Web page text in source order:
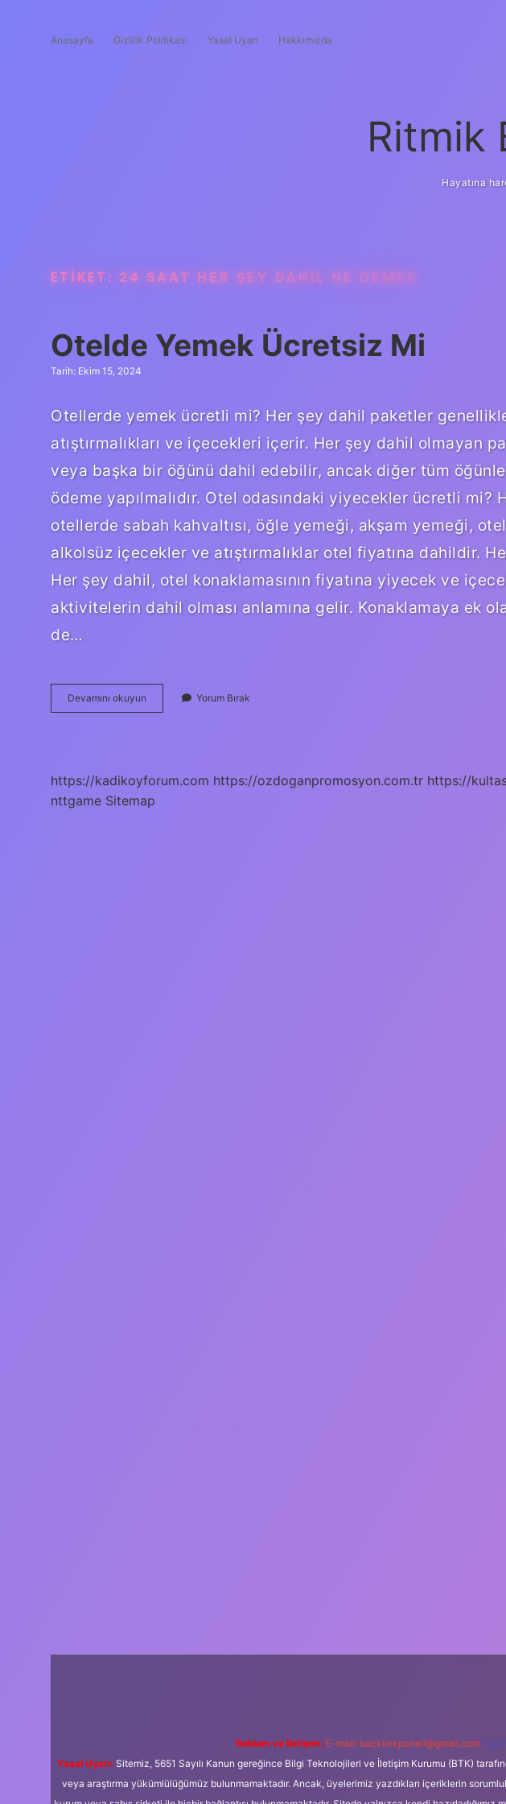
Anasayfa Gizlilik Politikası Yasal Uyarı Hakkımızda
Ritmik
Hayatına
ETIKET: 24 SAAT HER ŞEY DAHIL NE DEMEK
Otelde Yemek Ücretsiz Mi
Tarih: Ekim 15, 2024
Otellerde yemek ücretli mi? Her şey dahil paketler
atıştırmalıkları ve içecekleri içerir. Her şey dahil olmayan
veya başka bir öğünü dahil edebilir, ancak diğer tüm
ödeme yapılmalıdır. Otel odasındaki yiyecekler ücretli mi?
otellerde sabah kahvaltısı, öğle yemeği, akşam yemeği,
alkolsüz içecekler ve atıştırmalıklar otel fiyatına dahildir.
Her şey dahil, otel konaklamasının fiyatına yiyecek ve
aktivitelerin dahil olması anlamına gelir. Konaklamaya ek
de…
Devamını okuyun
Yemek
Yorum Bırak
https://kadikoyforum.com https://ozdoganpromosyon.com.tr https://
nttgame Sitemap
Reklam ve İletişim: E-mail: backlinkpaneli@gmail.com
Yasal Uyarı: Sitemiz, 5651 Sayılı Kanun gereğince Bilgi Teknolojileri ve İletişim Kurumu (BTK)
veya araştırma yükümlülüğümüz bulunmamaktadır. Ancak, üyelerimiz yazdıkları içeriklerin